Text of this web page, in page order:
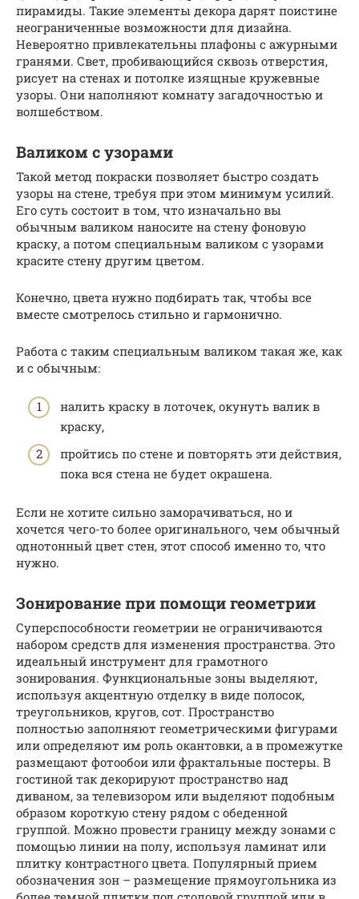
пирамиды. Такие элементы декора дарят поистине
неограниченные возможности для дизайна.
Невероятно привлекательны плафоны с ажурными
гранями. Свет, пробивающийся сквозь отверстия,
рисует на стенах и потолке изящные кружевные
узоры. Они наполняют комнату загадочностью и
волшебством.
Валиком с узорами
Такой метод покраски позволяет быстро создать
узоры на стене, требуя при этом минимум усилий.
Его суть состоит в том, что изначально вы
обычным валиком наносите на стену фоновую
краску, а потом специальным валиком с узорами
красите стену другим цветом.
Конечно, цвета нужно подбирать так, чтобы все
вместе смотрелось стильно и гармонично.
Работа с таким специальным валиком такая же, как
и с обычным:
налить краску в лоточек, окунуть валик в
краску,
пройтись по стене и повторять эти действия,
пока вся стена не будет окрашена.
Если не хотите сильно заморачиваться, но и
хочется чего-то более оригинального, чем обычный
однотонный цвет стен, этот способ именно то, что
нужно.
Зонирование при помощи геометрии
Суперспособности геометрии не ограничиваются
набором средств для изменения пространства. Это
идеальный инструмент для грамотного
зонирования. Функциональные зоны выделяют,
используя акцентную отделку в виде полосок,
треугольников, кругов, сот. Пространство
полностью заполняют геометрическими фигурами
или определяют им роль окантовки, а в промежутке
размещают фотообои или фрактальные постеры. В
гостиной так декорируют пространство над
диваном, за телевизором или выделяют подобным
образом короткую стену рядом с обеденной
группой. Можно провести границу между зонами с
помощью линии на полу, используя ламинат или
плитку контрастного цвета. Популярный прием
обозначения зон – размещение прямоугольника из